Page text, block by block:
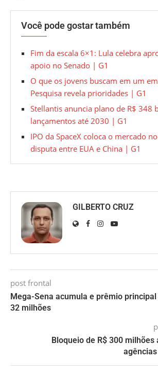
Você pode gostar também
Fim da escala 6×1: Lula celebra
apoio no Senado | G1
O que os jovens buscam em um
Pesquisa revela prioridades | G1
Stellantis anuncia plano de R$ 348
lançamentos até 2030 | G1
IPO da SpaceX coloca o mercado
disputa entre EUA e China | G1
GILBERTO CRUZ
post frontal
Mega-Sena acumula e prêmio principal
32 milhões
Bloqueio de R$ 300